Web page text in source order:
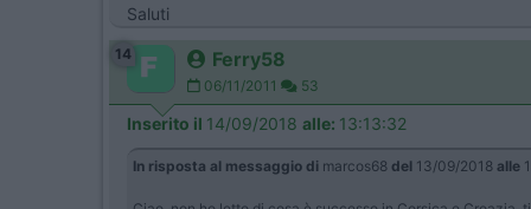
Saluti
14 Ferry58
06/11/2011 53
Inserito il 14/09/2018 alle: 13:13:32
In risposta al messaggio di marcos68 del 13/09/2018 alle